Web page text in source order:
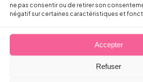
ne pas consentir ou de retirer son
négatif sur certaines caractéristiques et
Accepter
Refuser
Sébastien MILLET
25 octobre 2016